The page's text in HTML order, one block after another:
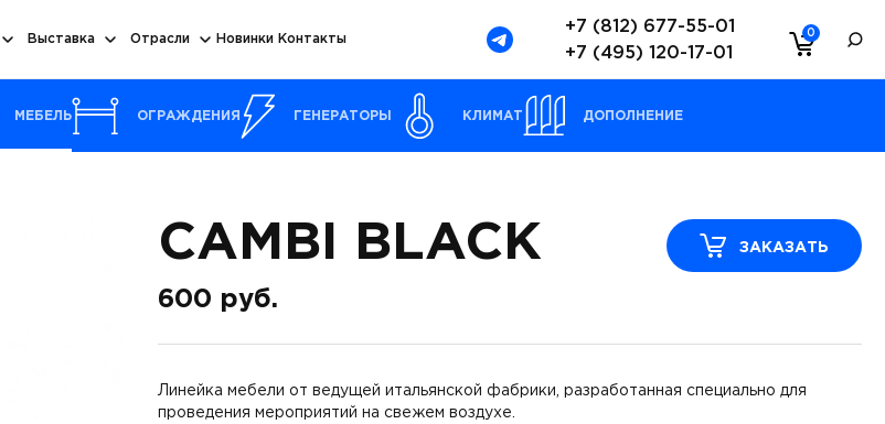
0
+7 (812) 677-55-01
+7 (495) 120-17-01
Выставка Отрасли Новинки Контакты
МЕБЕЛЬ ОГРАЖДЕНИЯ ГЕНЕРАТОРЫ КЛИМАТ ДОПОЛНЕНИЕ
CAMBI BLACK
600 руб.
ЗАКАЗАТЬ
Линейка мебели от ведущей итальянской фабрики, разработанная специально для
проведения мероприятий на свежем воздухе.